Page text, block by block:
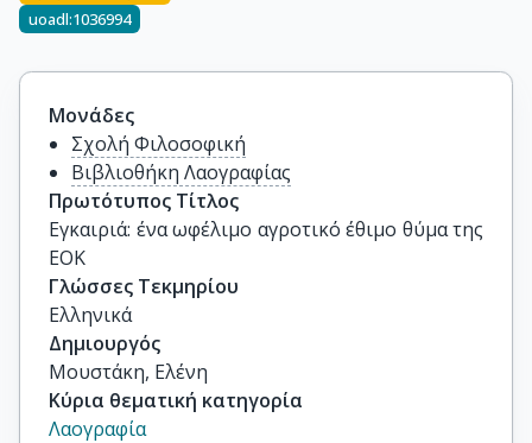
uoadl:1036994
Μονάδες
Σχολή Φιλοσοφική
Βιβλιοθήκη Λαογραφίας
Πρωτότυπος Τίτλος
Εγκαιριά: ένα ωφέλιμο αγροτικό έθιμο θύμα της
ΕΟΚ
Γλώσσες Τεκμηρίου
Ελληνικά
Δημιουργός
Μουστάκη, Ελένη
Κύρια θεματική κατηγορία
Λαογραφία